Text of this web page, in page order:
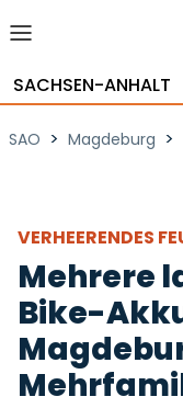
SACHSEN-ANHALT
SAO > Magdeburg >
VERHEERENDES
Mehrere
Bike-